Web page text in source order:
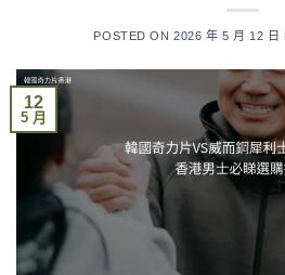
POSTED ON2026 年 5 月 12 日
12
5 月